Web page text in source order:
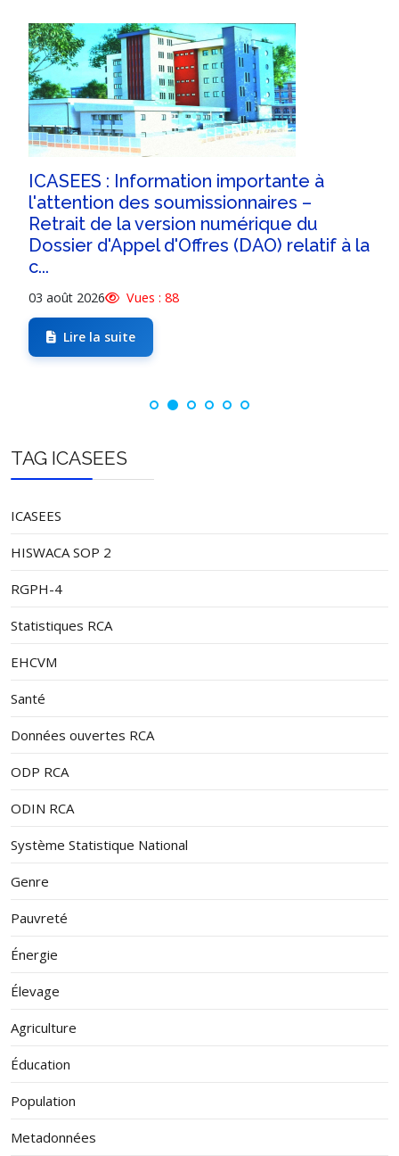
ICASEES : Information importante à
l'attention des soumissionnaires –
Retrait de la version numérique du
Dossier d'Appel d'Offres (DAO) relatif à la
c...
03 août 2026 Vues : 88
Lire la suite
TAG ICASEES
ICASEES
HISWACA SOP 2
RGPH-4
Statistiques RCA
EHCVM
Santé
Données ouvertes RCA
ODP RCA
ODIN RCA
Système Statistique National
Genre
Pauvreté
Énergie
Élevage
Agriculture
Éducation
Population
Metadonnées